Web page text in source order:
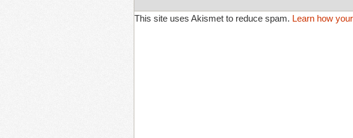
This site uses Akismet to reduce spam. Learn how